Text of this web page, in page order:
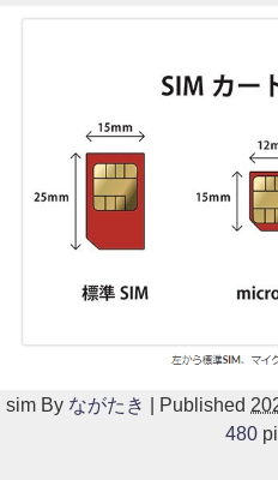
sim By ながたき | Published
480